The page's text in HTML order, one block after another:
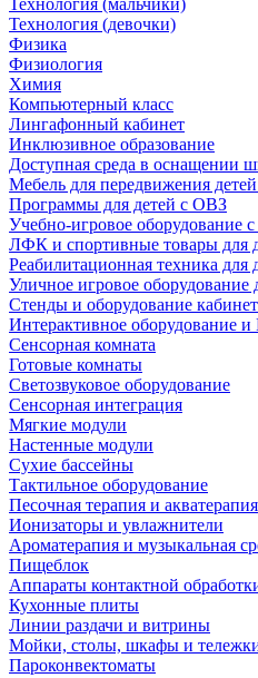
Технология (мальчики)
Технология (девочки)
Физика
Физиология
Химия
Компьютерный класс
Лингафонный кабинет
Инклюзивное образование
Доступная среда в оснащении
Мебель для передвижения
Программы для детей с ОВЗ
Учебно-игровое оборудование
ЛФК и спортивные товары для
Реабилитационная техника для
Уличное игровое оборудование
Стенды и оборудование
Интерактивное оборудование
Сенсорная комната
Готовые комнаты
Светозвуковое оборудование
Сенсорная интеграция
Мягкие модули
Настенные модули
Сухие бассейны
Тактильное оборудование
Песочная терапия и акватерапия
Ионизаторы и увлажнители
Ароматерапия и музыкальная
Пищеблок
Аппараты контактной
Кухонные плиты
Линии раздачи и витрины
Мойки, столы, шкафы и
Пароконвектоматы